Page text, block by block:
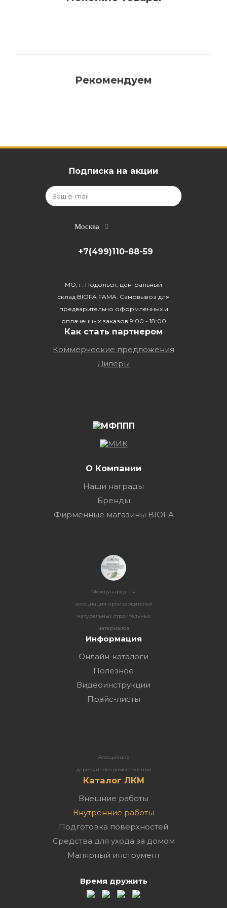
Рекомендуем
Подписка на акции
Москва
+7(499)110-88-59
МО, г. Подольск, центральный
склад BIOFA FAMA. Самовывоз для
предварительно оформленных и
оплаченных заказов 9:00 - 18:00
Как стать партнером
Коммерческие предложения
Дилеры
О Компании
Наши награды
Бренды
Фирменные магазины BIOFA
Международная
ассоциация производителей
натуральных строительных
материалов
Информация
Онлайн-каталоги
Полезное
Видеоинструкции
Прайс-листы
Ассоциация
деревянного домостроения
Каталог ЛКМ
Внешние работы
Внутренние работы
Подготовка поверхностей
Средства для ухода за домом
Малярный инструмент
Время дружить